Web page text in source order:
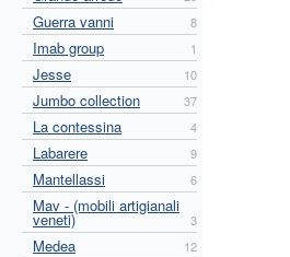
Guerra vanni 8
Imab group 1
Jesse 10
Jumbo collection 37
La contessina 4
Labarere 9
Mantellassi 6
Mav - (mobili artigianali
veneti) 3
Medea 12